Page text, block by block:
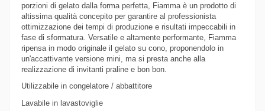
porzioni di gelato dalla forma perfetta, Fiamma è un prodotto di
altissima qualità concepito per garantire al professionista
ottimizzazione dei tempi di produzione e risultati impeccabili in
fase di sformatura. Versatile e altamente performante, Fiamma
ripensa in modo originale il gelato su cono, proponendolo in
un'accattivante versione mini, ma si presta anche alla
realizzazione di invitanti praline e bon bon.
Utilizzabile in congelatore / abbattitore
Lavabile in lavastoviglie